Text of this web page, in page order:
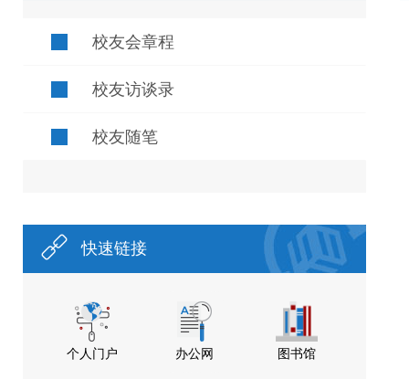
校友会章程
校友访谈录
校友随笔
快速链接
个人门户 办公网 图书馆